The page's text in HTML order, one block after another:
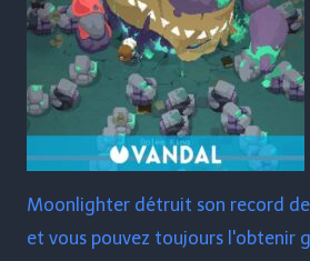
Moonlighter détruit son record
et vous pouvez toujours l'obtenir